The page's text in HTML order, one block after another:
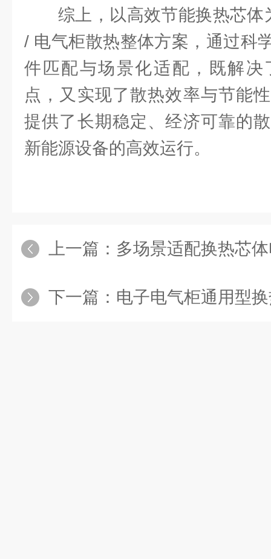
综上，以高效节能换热芯
/ 电气柜散热整体方案，通过科
件匹配与场景化适配，既解决
点，又实现了散热效率与节能
提供了长期稳定、经济可靠的
新能源设备的高效运行。
上一篇： 多场景适配换热芯体电子电气
下一篇： 电子电气柜通用型换热芯体